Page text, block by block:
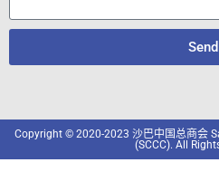
Send
Copyright © 2020-2023 沙巴中国总商会
(SCCC). All